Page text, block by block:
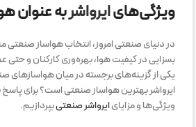
ویژگی‌هایایرواشربه عنوان
در دنیای صنعتی امروز، انتخاب هواساز صنعتی
بسزایی در کیفیت هوا، بهره‌وری کارکنان و حتی
یکی از گزینه‌های برجسته در میان هواسازهای
ایرواشر بهترین هواساز صنعتی است؟ برای پاسخ
ویژگی‌ها و مزایایایرواشر صنعتیبپردازیم.